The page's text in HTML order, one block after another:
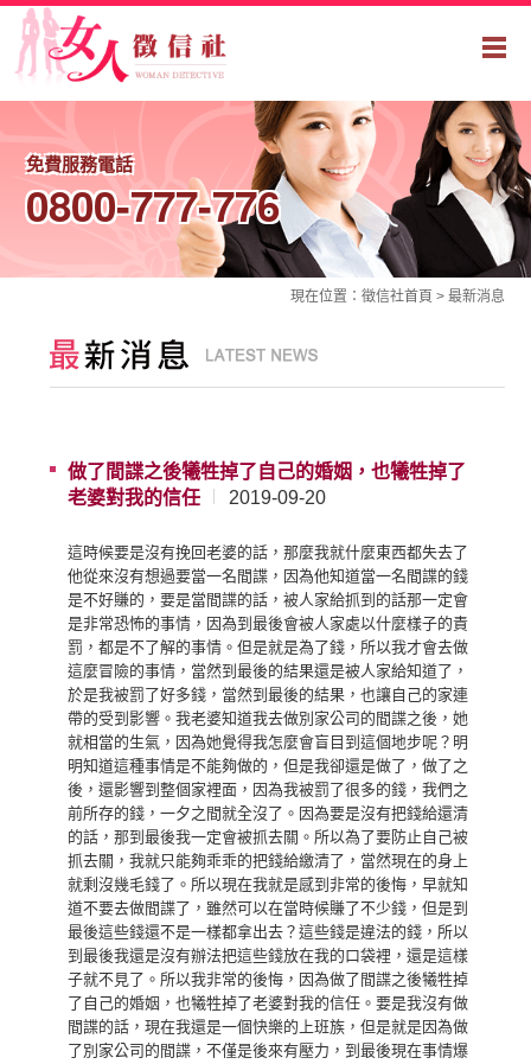
免費服務電話
0800-777-776
現在位置： 徵信社首頁 > 最新消息
做了間諜之後犧牲掉了自己的婚姻，也犧牲掉了
老婆對我的信任
2019-09-20
這時候要是沒有挽回老婆的話，那麼我就什麼東西都失去了
他從來沒有想過要當一名間諜，因為他知道當一名間諜的錢
是不好賺的，要是當間諜的話，被人家給抓到的話那一定會
是非常恐怖的事情，因為到最後會被人家處以什麼樣子的責
罰，都是不了解的事情。但是就是為了錢，所以我才會去做
這麼冒險的事情，當然到最後的結果還是被人家給知道了，
於是我被罰了好多錢，當然到最後的結果，也讓自己的家連
帶的受到影響。我老婆知道我去做別家公司的間諜之後，她
就相當的生氣，因為她覺得我怎麼會盲目到這個地步呢？明
明知道這種事情是不能夠做的，但是我卻還是做了，做了之
後，還影響到整個家裡面，因為我被罰了很多的錢，我們之
前所存的錢，一夕之間就全沒了。因為要是沒有把錢給還清
的話，那到最後我一定會被抓去關。所以為了要防止自己被
抓去關，我就只能夠乖乖的把錢給繳清了，當然現在的身上
就剩沒幾毛錢了。所以現在我就是感到非常的後悔，早就知
道不要去做間諜了，雖然可以在當時候賺了不少錢，但是到
最後這些錢還不是一樣都拿出去？這些錢是違法的錢，所以
到最後我還是沒有辦法把這些錢放在我的口袋裡，還是這樣
子就不見了。所以我非常的後悔，因為做了間諜之後犧牲掉
了自己的婚姻，也犧牲掉了老婆對我的信任。要是我沒有做
間諜的話，現在我還是一個快樂的上班族，但是就是因為做
了別家公司的間諜，不僅是後來有壓力，到最後現在事情爆